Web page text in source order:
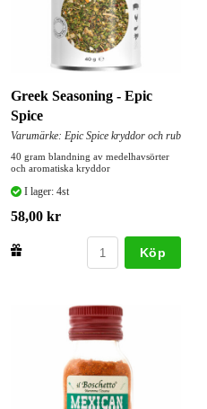
Greek Seasoning - Epic
Spice
Varumärke: Epic Spice kryddor och rub
40 gram blandning av medelhavsörter
och aromatiska kryddor
I lager: 4st
58,00 kr
Köp